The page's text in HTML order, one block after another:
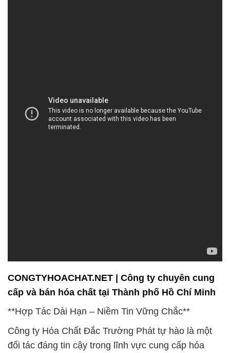
CONGTYHOACHAT.NET | Công ty chuyên cung
cấp và bán hóa chất tại Thành phố Hồ Chí Minh
**Hợp Tác Dài Hạn – Niềm Tin Vững Chắc**
Công ty Hóa Chất Đắc Trường Phát tự hào là một
đối tác đáng tin cậy trong lĩnh vực cung cấp hóa